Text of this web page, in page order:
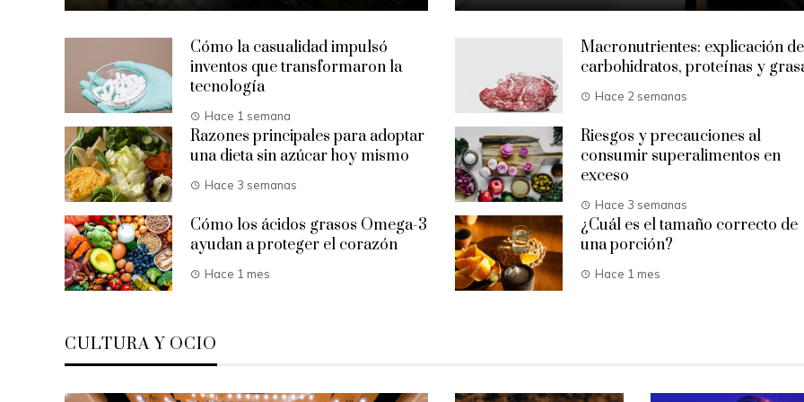
Cómo la casualidad impulsó
inventos que transformaron la
tecnología
Hace 1 semana
Macronutrientes: explicación de
carbohidratos, proteínas y
Hace 2 semanas
Razones principales para adoptar
una dieta sin azúcar hoy mismo
Hace 3 semanas
Riesgos y precauciones al
consumir superalimentos en
exceso
Hace 3 semanas
Cómo los ácidos grasos Omega-3
ayudan a proteger el corazón
Hace 1 mes
¿Cuál es el tamaño correcto de
una porción?
Hace 1 mes
CULTURA Y OCIO